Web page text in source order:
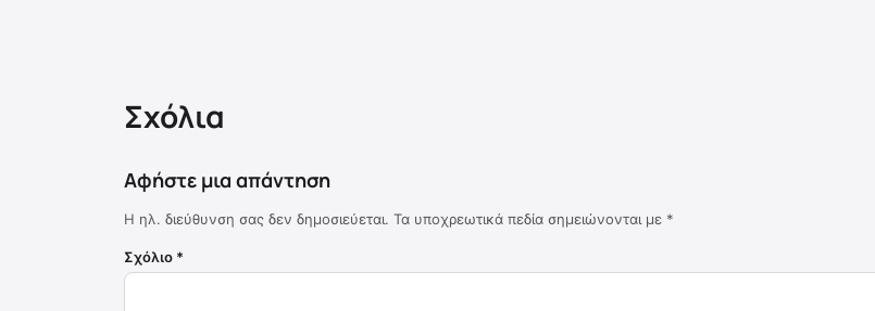
Σχόλια
Αφήστε μια απάντηση
Η ηλ. διεύθυνση σας δεν δημοσιεύεται. Τα υποχρεωτικά πεδία σημειώνονται με *
Σχόλιο *